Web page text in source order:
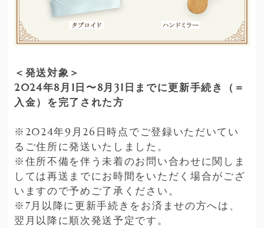
＜発送対象＞
2024年8月1日〜8月31日までに更新手続き（＝
入金）を完了された方
※2024年9月26日時点でご登録いただいてい
るご住所に発送いたしました。
※住所不備を伴う未着のお問い合わせに関しま
しては再送までにお時間をいただく場合がござ
いますので予めご了承ください。
※7月以降に更新手続きをお済ませの方へは、
翌月以降に順次発送予定です。